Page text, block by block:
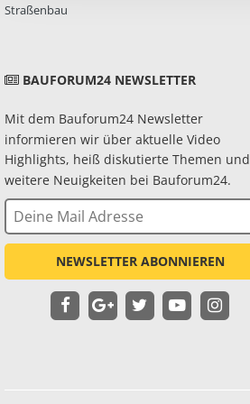
Straßenbau
BAUFORUM24 NEWSLETTER
Mit dem Bauforum24 Newsletter
informieren wir über aktuelle Video
Highlights, heiß diskutierte Themen und
weitere Neuigkeiten bei Bauforum24.
NEWSLETTER ABONNIEREN